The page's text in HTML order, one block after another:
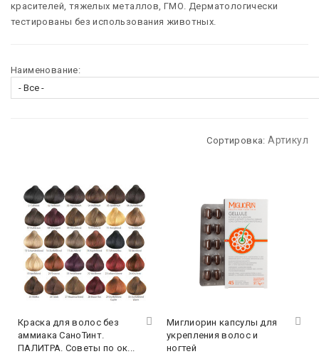
красителей, тяжелых металлов, ГМО. Дерматологически
тестированы без использования животных.
Наименование:
Сортировка:Артикул
Краска для волос без
аммиака СаноТинт.
ПАЛИТРА. Советы по ок...
Миглиорин капсулы для
укрепления волос и
ногтей